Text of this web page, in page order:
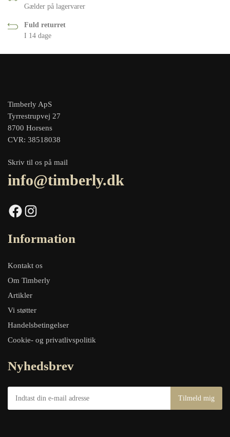
Gælder på lagervarer
Fuld returret
I 14 dage
Timberly ApS
Tyrrestrupvej 27
8700 Horsens
CVR: 38518038
Skriv til os på mail
info@timberly.dk
Facebook Instagram
Information
Kontakt os
Om Timberly
Artikler
Vi støtter
Handelsbetingelser
Cookie- og privatlivspolitik
Nyhedsbrev